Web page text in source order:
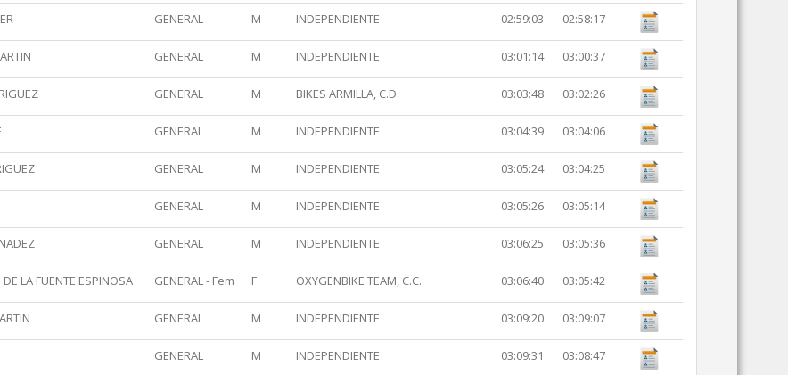
GENERAL M INDEPENDIENTE 02:59:03 02:58:17
GENERAL M INDEPENDIENTE 03:01:14 03:00:37
GENERAL M BIKES ARMILLA, C.D. 03:03:48 03:02:26
GENERAL M INDEPENDIENTE 03:04:39 03:04:06
GENERAL M INDEPENDIENTE 03:05:24 03:04:25
GENERAL M INDEPENDIENTE 03:05:26 03:05:14
GENERAL M INDEPENDIENTE 03:06:25 03:05:36
LA FUENTE ESPINOSA GENERAL - Fem F OXYGENBIKE TEAM, C.C. 03:06:40 03:05:42
GENERAL M INDEPENDIENTE 03:09:20 03:09:07
GENERAL M INDEPENDIENTE 03:09:31 03:08:47